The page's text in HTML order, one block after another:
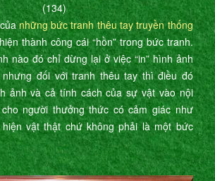
(134)
những bức tranh thêu tay truyền thống
thành công cái “hồn” trong bức tranh.
nào đó chỉ dừng lại ở việc “in” hình ảnh
đối với tranh thêu tay thì điều đó
ảnh và cả tính cách của sự vật vào nội
người thưởng thức có cảm giác như
vật thật chứ không phải là một bức